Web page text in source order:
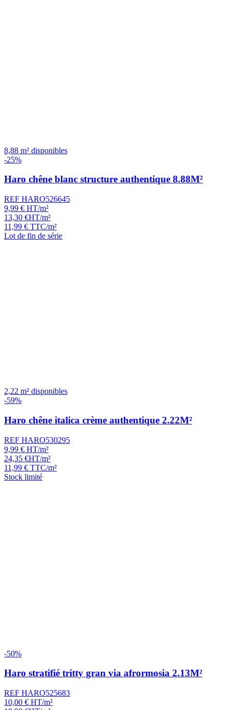
8,88 m² disponibles
-25%
Haro chêne blanc structure authentique 8.88M²
REF HARO526645
9,99 € HT/m²
13,30 €HT/m²
11,99 € TTC/m²
Lot de fin de série
2,22 m² disponibles
-59%
Haro chêne italica crème authentique 2.22M²
REF HARO530295
9,99 € HT/m²
24,35 €HT/m²
11,99 € TTC/m²
Stock limité
-50%
Haro stratifié tritty gran via afrormosia 2.13M²
REF HARO525683
10,00 € HT/m²